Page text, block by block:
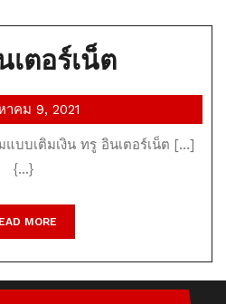
เตอร์เน็ตท
รู
อินเตอร์
าคม 9, 2021
9,
2021
บบเติมเงิน ทรู อินเตอร์เน็ต […]
{...}
MOREREAD
MORE